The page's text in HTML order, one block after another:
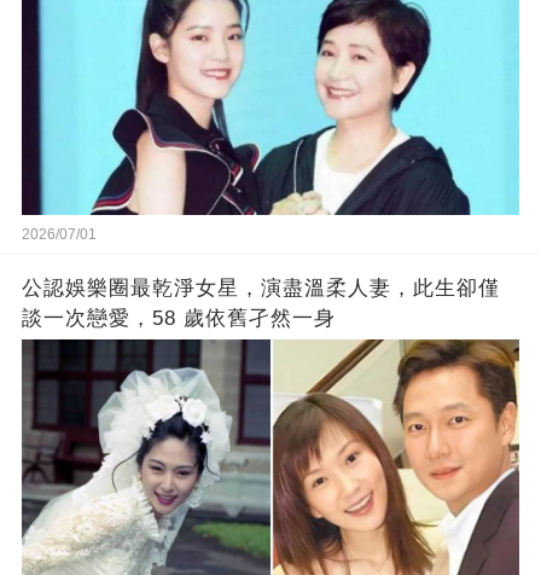
2026/07/01
公認娛樂圈最乾淨女星，演盡溫柔人妻，此生卻僅
談一次戀愛，58 歲依舊孑然一身